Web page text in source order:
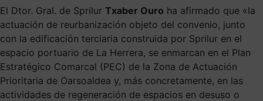
El Dtor. Gral. de Sprilur Txaber Ouro ha afirmado que «la
actuación de reurbanización objeto del convenio, junto
con la edificación terciaria construida por Sprilur en el
espacio portuario de La Herrera, se enmarcan en el Plan
Estratégico Comarcal (PEC) de la Zona de Actuación
Prioritaria de Oarsoaldea y, más concretamente, en las
actividades de regeneración de espacios en desuso o